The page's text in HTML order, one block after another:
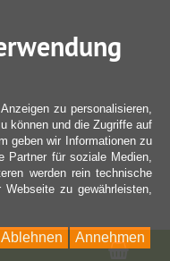
zu personalisieren,
können und die Zugriffe auf
geben wir Informationen zu
Partner für soziale Medien,
werden rein technische
zu gewährleisten,
Annehmen
Ablehnen